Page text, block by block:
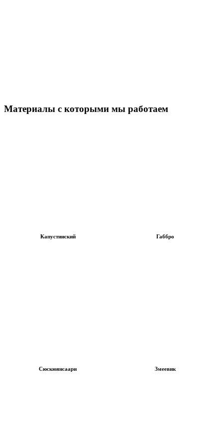
Материалы с которыми мы работаем
Капустинский Габбро
Сюскюянсаари Змеевик